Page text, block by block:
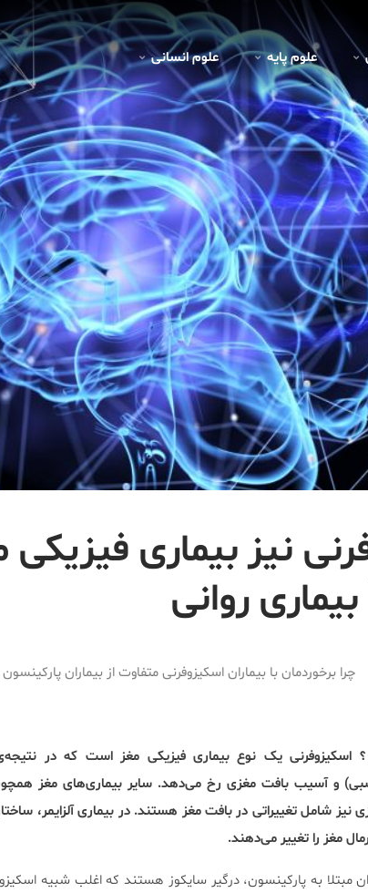
علوم پايه علوم انسانی
نیز بیماری
روانی
2019-
چرا برخوردمان با بیماران اسکیزوفرنی متفاوت از بیماران
اسکیزوفرنی یک نوع بیماری فیزیکی مغز است که در نتیجه‌ی
و آسیب بافت مغزی رخ می‌دهد. سایر بیماری‌های مغز همچون
نیز شامل تغییراتی در بافت مغز هستند. در بیماری آلزایمر،
مغز را تغییر می‌دهند.
بیماران مبتلا به پارکینسون، درگیر سایکوز هستند که اغلب شبیه